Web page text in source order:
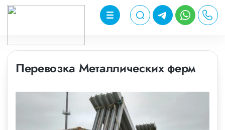
Перевозка Металлических ферм